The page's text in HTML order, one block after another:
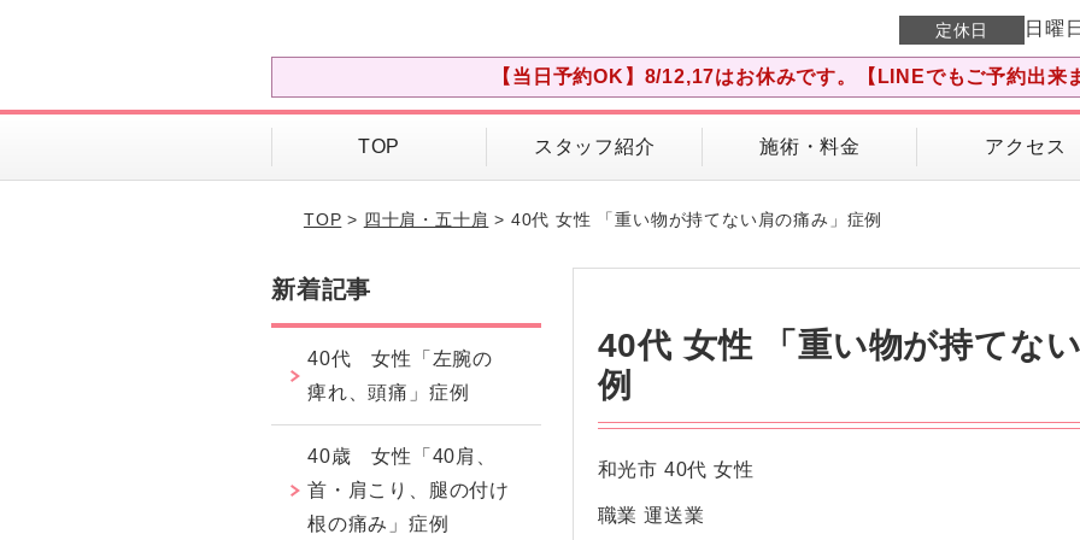
定休日 日曜
【当日予約OK】8/12,17はお休みです。【LINEでもご予約出来
TOP スタッフ紹介 施術・料金 アクセス
TOP > 四十肩・五十肩 > 40代 女性 「重い物が持てない肩の痛み」症例
40代 女性 「重い物が持てな
例
和光市 40代 女性
職業 運送業
新着記事
40代 女性「左腕の
痺れ、頭痛」症例
40歳 女性「40肩、
首・肩こり、腿の付け
根の痛み」症例